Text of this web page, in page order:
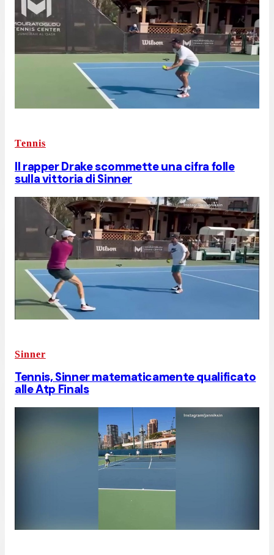
Tennis
Il rapper Drake scommette una cifra folle
sulla vittoria di Sinner
Sinner
Tennis, Sinner matematicamente qualificato
alle Atp Finals